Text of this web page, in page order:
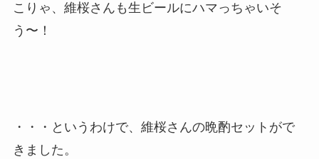
こりゃ、維桜さんも生ビールにハマっちゃいそ
う〜！
・・・というわけで、維桜さんの晩酌セットがで
きました。